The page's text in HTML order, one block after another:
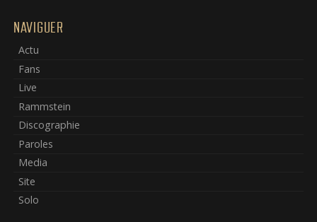
NAVIGUER
Actu
Fans
Live
Rammstein
Discographie
Paroles
Media
Site
Solo